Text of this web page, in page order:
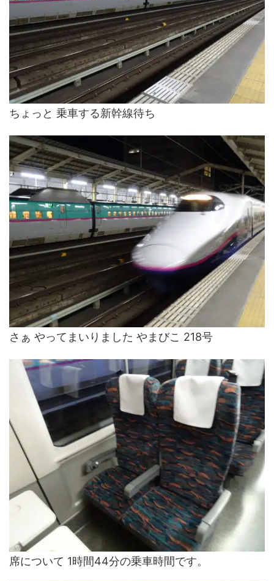
ちょっと 乗車する新幹線待ち
さぁ やってまいりました やまびこ 218号
席について 1時間44分の乗車時間です。